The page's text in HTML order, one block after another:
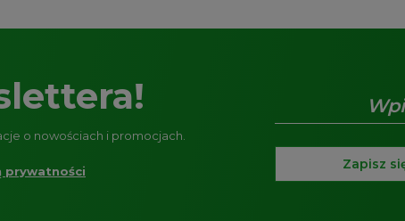
o nowościach i promocjach.
prywatności Zapisz